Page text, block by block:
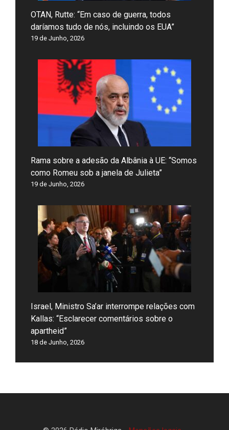
OTAN, Rutte: “Em caso de guerra, todos
daríamos tudo de nós, incluindo os EUA”
19 de Junho, 2026
Rama sobre a adesão da Albânia à UE: “Somos
como Romeu sob a janela de Julieta”
19 de Junho, 2026
Israel, Ministro Sa’ar interrompe relações com
Kallas: “Esclarecer comentários sobre o
apartheid”
18 de Junho, 2026